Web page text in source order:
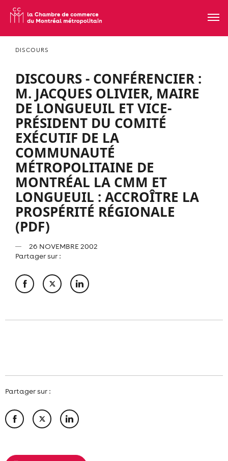
DISCOURS
DISCOURS - CONFÉRENCIER :
M. JACQUES OLIVIER, MAIRE
DE LONGUEUIL ET VICE-
PRÉSIDENT DU COMITÉ
EXÉCUTIF DE LA
COMMUNAUTÉ
MÉTROPOLITAINE DE
MONTRÉAL LA CMM ET
LONGUEUIL : ACCROÎTRE LA
PROSPÉRITÉ RÉGIONALE
(PDF)
26 NOVEMBRE 2002
Partager sur :
Partager sur :